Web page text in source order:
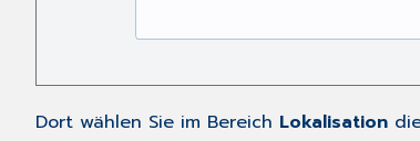
Dort wählen Sie im Bereich Lokalisation